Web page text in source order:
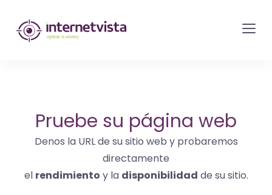
Monitorización
de
del
sitio
web
Pruebe su página web
Denos la URL de su sitio web y probaremos
directamente
el rendimiento y la disponibilidad de su sitio.